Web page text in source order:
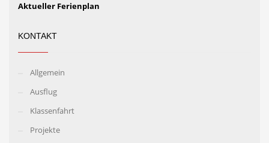
Aktueller Ferienplan
KONTAKT
Allgemein
Ausflug
Klassenfahrt
Projekte